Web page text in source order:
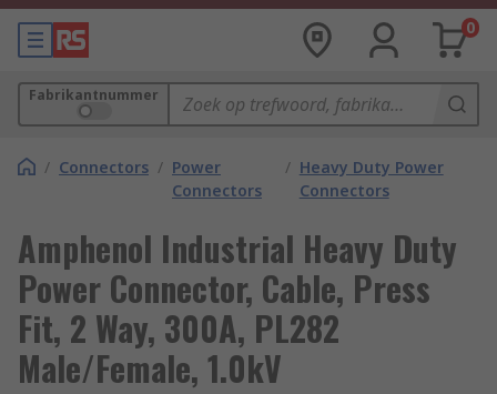
0
Fabrikantnummer
/ Connectors / Power
Connectors
/ Heavy Duty Power
Connectors
Amphenol Industrial Heavy Duty
Power Connector, Cable, Press
Fit, 2 Way, 300A, PL282
Male/Female, 1.0kV